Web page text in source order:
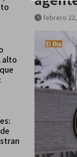
viernes 7 de
febrero
alto